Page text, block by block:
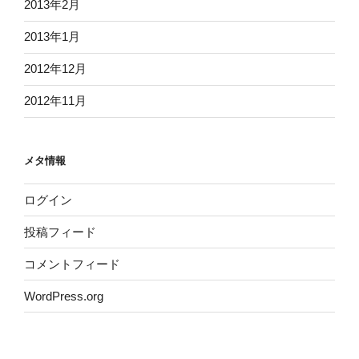
2013年2月
2013年1月
2012年12月
2012年11月
メタ情報
ログイン
投稿フィード
コメントフィード
WordPress.org